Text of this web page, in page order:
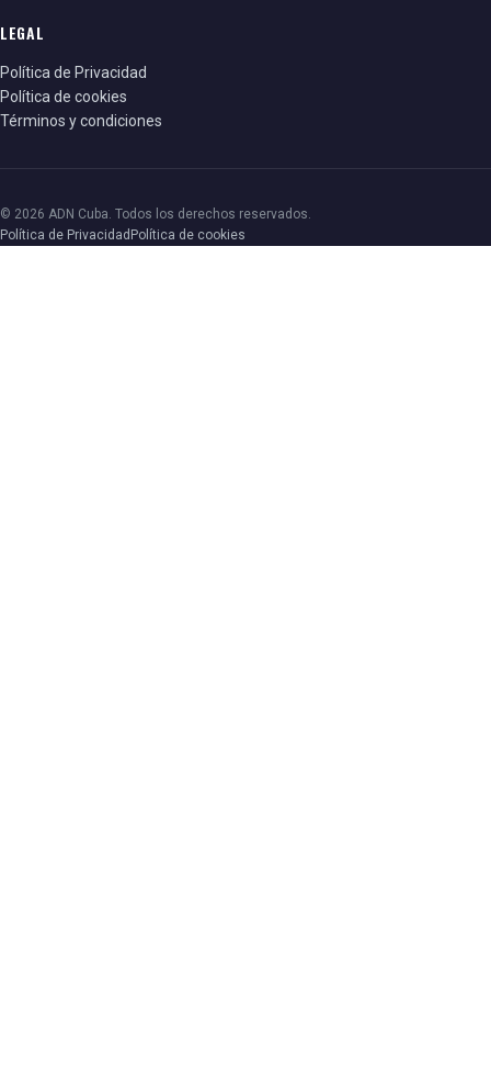
LEGAL
Política de Privacidad
Política de cookies
Términos y condiciones
© 2026 ADN Cuba. Todos los derechos reservados.
Política de Privacidad Política de cookies